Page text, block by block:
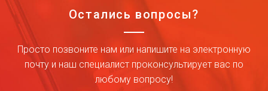
Остались вопросы?
Просто позвоните нам или напишите на электронную
почту и наш специалист проконсультирует вас по
любому вопросу!